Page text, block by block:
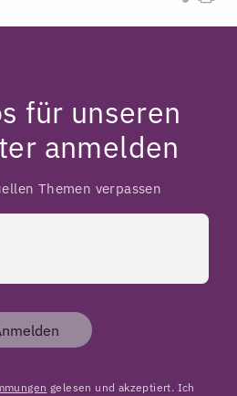
für unseren
anmelden
Themen verpassen
gelesen und akzeptiert. Ich